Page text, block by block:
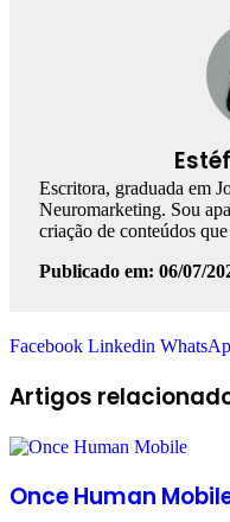
Escritora, graduada em
Neuromarketing. Sou
criação de conteúdos
Publicado em: 06/07/
Facebook Linkedin
Artigos
Once Human